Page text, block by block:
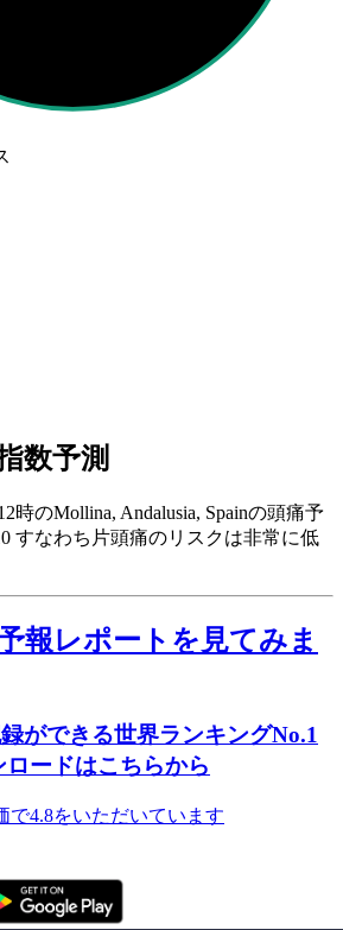
数予測
時のMollina, Andalusia, Spainの頭痛予
すなわち片頭痛のリスクは非常に低
報レポートを見てみま
ができる世界ランキングNo.1
ードはこちらから
で4.8をいただいています